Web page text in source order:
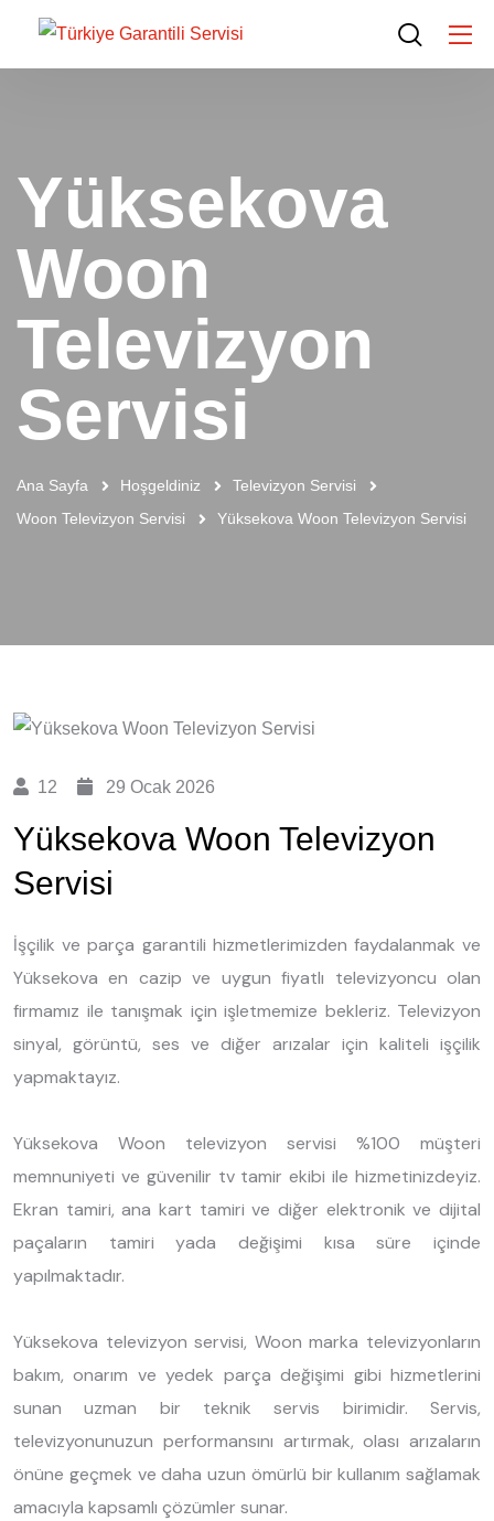
Yüksekova
Woon
Televizyon
Servisi
Ana Sayfa Hoşgeldiniz
Televizyon Servisi
Woon Televizyon Servisi
Yüksekova Woon Televizyon Servisi
12 29 Ocak 2026
Yüksekova Woon Televizyon
Servisi
İşçilik ve parça garantili hizmetlerimizden faydalanmak ve
Yüksekova en cazip ve uygun fiyatlı televizyoncu olan
firmamız ile tanışmak için işletmemize bekleriz. Televizyon
sinyal, görüntü, ses ve diğer arızalar için kaliteli işçilik
yapmaktayız.
Yüksekova Woon televizyon servisi %100 müşteri
memnuniyeti ve güvenilir tv tamir ekibi ile hizmetinizdeyiz.
Ekran tamiri, ana kart tamiri ve diğer elektronik ve dijital
paçaların tamiri yada değişimi kısa süre içinde
yapılmaktadır.
Yüksekova televizyon servisi, Woon marka televizyonların
bakım, onarım ve yedek parça değişimi gibi hizmetlerini
sunan uzman bir teknik servis birimidir. Servis,
televizyonunuzun performansını artırmak, olası arızaların
önüne geçmek ve daha uzun ömürlü bir kullanım sağlamak
amacıyla kapsamlı çözümler sunar.